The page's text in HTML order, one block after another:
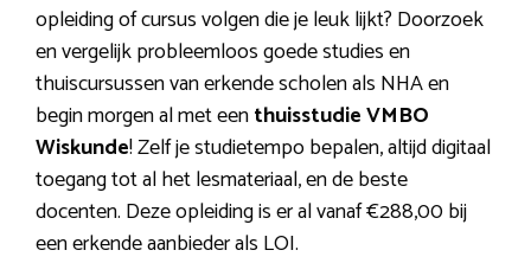
opleiding of cursus volgen die je leuk lijkt? Doorzoek
en vergelijk probleemloos goede studies en
thuiscursussen van erkende scholen als NHA en
begin morgen al met eenthuisstudie VMBO
Wiskunde! Zelf je studietempo bepalen, altijd digitaal
toegang tot al het lesmateriaal, en de beste
docenten. Deze opleiding is er al vanaf €288,00 bij
een erkende aanbieder als LOI.